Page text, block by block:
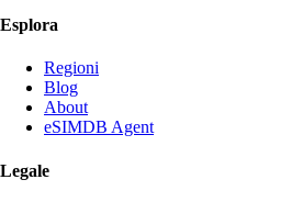
Esplora
Regioni
Blog
About
eSIMDB Agent
Legale